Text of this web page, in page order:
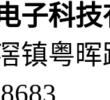
子科
镇粤晖